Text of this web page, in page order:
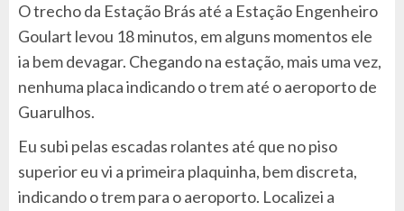
O trecho da Estação Brás até a Estação Engenheiro
Goulart levou 18 minutos, em alguns momentos ele
ia bem devagar. Chegando na estação, mais uma vez,
nenhuma placa indicando o trem até o aeroporto de
Guarulhos.
Eu subi pelas escadas rolantes até que no piso
superior eu vi a primeira plaquinha, bem discreta,
indicando o trem para o aeroporto. Localizei a